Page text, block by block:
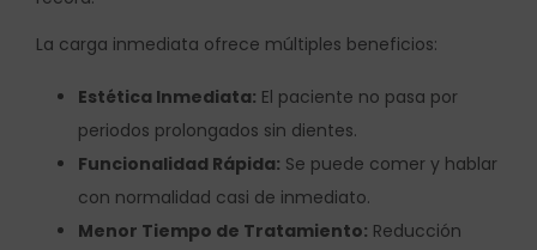
La carga inmediata ofrece múltiples beneficios:
Estética Inmediata: El paciente no pasa por
periodos prolongados sin dientes.
Funcionalidad Rápida: Se puede comer y hablar
con normalidad casi de inmediato.
Menor Tiempo de Tratamiento: Reducción